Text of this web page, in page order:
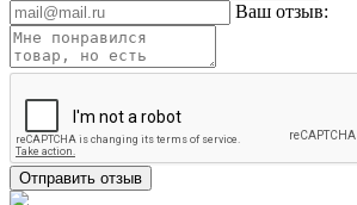
Ваш отзыв: